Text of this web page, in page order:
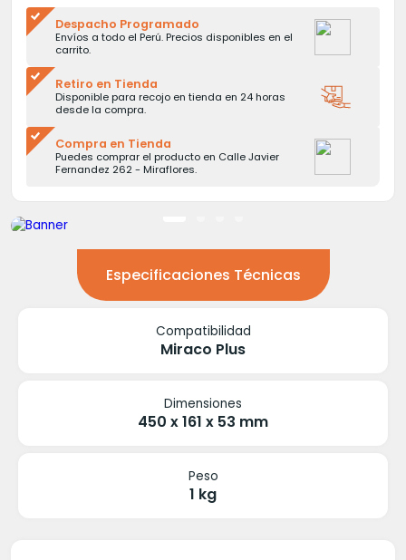
Despacho Programado
Envíos a todo el Perú. Precios disponibles en el
carrito.
Retiro en Tienda
Disponible para recojo en tienda en 24 horas
desde la compra.
Compra en Tienda
Puedes comprar el producto en Calle Javier
Fernandez 262 - Miraflores.
Especificaciones Técnicas
Compatibilidad
Miraco Plus
Dimensiones
450 x 161 x 53 mm
Peso
1 kg